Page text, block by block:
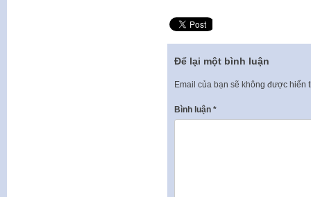
Để lại một bình luận
Email của bạn sẽ không được hiển
Bình luận *